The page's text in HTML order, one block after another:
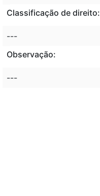
Classificação de direito:
---
Observação:
---